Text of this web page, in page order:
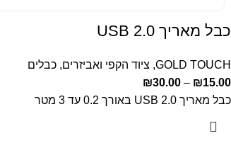
כבל מאריך USB 2.0
GOLD TOUCH
, ציוד הקפי ואביזרים, כבלים
₪15.00
–
₪30.00
כבל מאריך USB 2.0 באורך 0.2 עד 3 מטר